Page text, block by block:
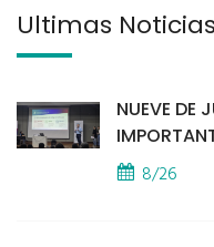
Últimas Noticias
NUEVE DE
8/26